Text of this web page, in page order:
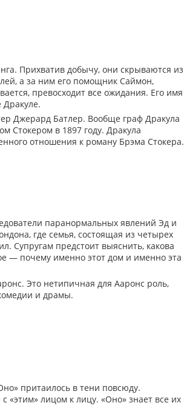
Прихватив добычу, они скрываются из
а за ним его помощник Саймон,
превосходит все ожидания. Его имя
Джерард Батлер. Вообще граф Дракула
Стокером в 1897 году. Дракула
отношения к роману Брэма Стокера.
паранормальных явлений Эд и
где семья, состоящая из четырех
Супругам предстоит выяснить, какова
— почему именно этот дом и именно эта
Это нетипичная для Ааронс роль,
и драмы.
притаилось в тени повсюду.
«этим» лицом к лицу. «Оно» знает все их